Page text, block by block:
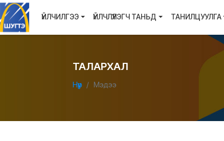
ҮЙЛЧИЛГЭЭ ҮЙЛЧЛҮҮЛЭГЧ ТАНЬД ТАНИЛЦУУЛГА
ТАЛАРХАЛ
Нүүр Мэдээ